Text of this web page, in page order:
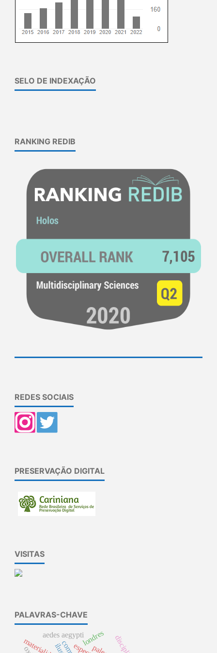
SELO DE INDEXAÇÃO
RANKING REDIB
REDES SOCIAIS
PRESERVAÇÃO DIGITAL
VISITAS
PALAVRAS-CHAVE
londres
aedes aegypti